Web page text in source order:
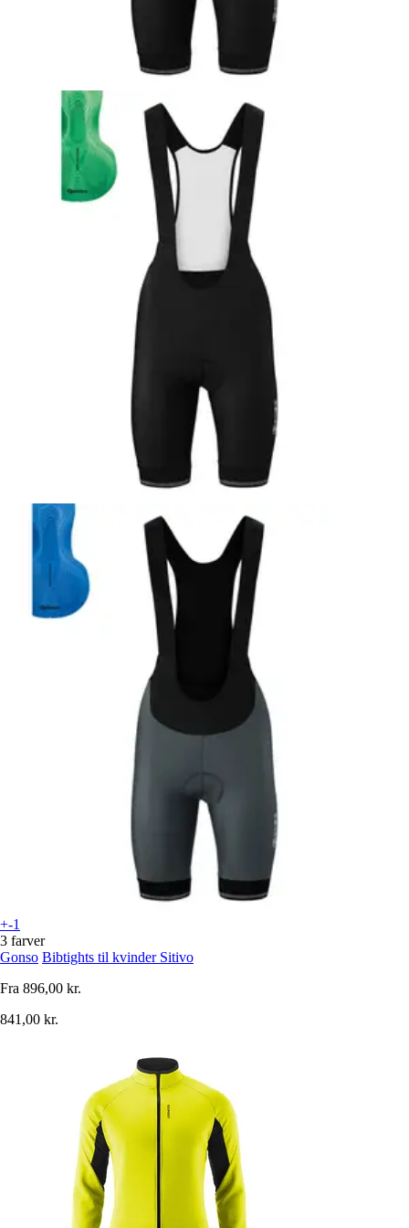
+-1
3 farver
Gonso Bibtights til kvinder Sitivo
Fra 896,00 kr.
841,00 kr.